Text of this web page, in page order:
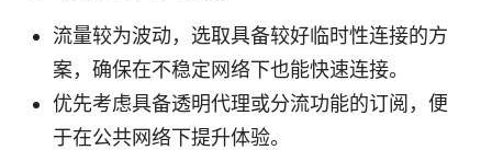
流量较为波动，选取具备较好临时性连接的方
案，确保在不稳定网络下也能快速连接。
优先考虑具备透明代理或分流功能的订阅，便
于在公共网络下提升体验。